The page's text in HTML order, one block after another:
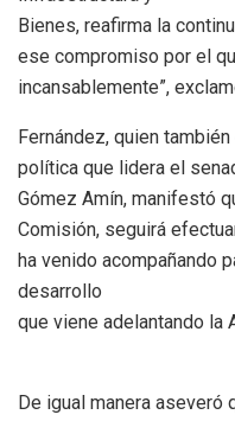
Bienes, reafirma la
ese compromiso por el
incansablemente”,
Fernández, quien
política que lidera el
Gómez Amín, manifestó
Comisión, seguirá
ha venido acompañando
desarrollo
que viene adelantando la
De igual manera aseveró